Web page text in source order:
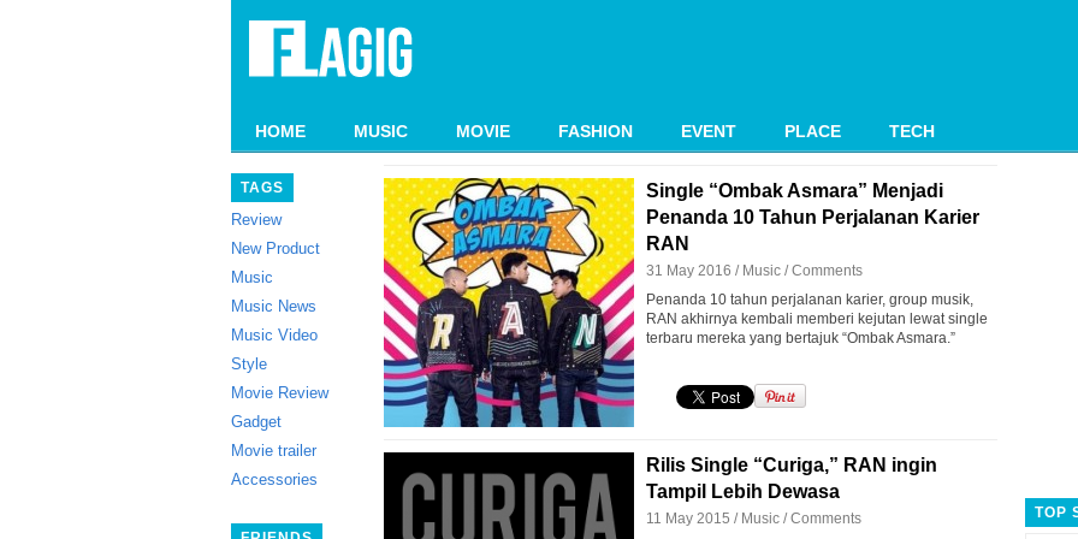
HOME MUSIC MOVIE FASHION EVENT PLACE TECH
TAGS
Review
New Product
Music
Music News
Music Video
Style
Movie Review
Gadget
Movie trailer
Accessories
Single “Ombak Asmara” Menjadi
Penanda 10 Tahun Perjalanan Karier
RAN
31 May 2016 / Music /Comments
Penanda 10 tahun perjalanan karier, group musik,
RAN akhirnya kembali memberi kejutan lewat single
terbaru mereka yang bertajuk “Ombak Asmara.”
Rilis Single “Curiga,” RAN ingin
Tampil Lebih Dewasa
11 May 2015 / Music /Comments
TOP